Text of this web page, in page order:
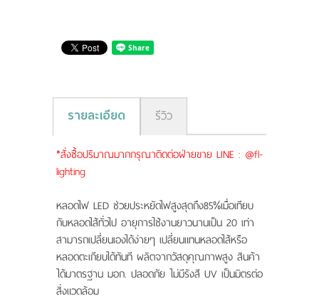
รายละเอียด รีวิว
*สั่งซื้อปริมาณมากกรุณาติดต่อฝ่ายขาย LINE : @fl-
lighting
หลอดไฟ LED ช่วยประหยัดไฟสูงสุดถึง85%เมื่อเทียบ
กับหลอดไส้ทั่วไป อายุการใช้งานยาวนานเป็น 20 เท่า
สามารถเปลี่ยนเองได้ง่ายๆ เปลี่ยนแทนหลอดไส้หรือ
หลอดตะเกียบได้ทันที ผลิตจากวัสดุคุณภาพสูง สินค้า
ได้มาตรฐาน มอก. ปลอดภัย ไม่มีรังสี UV เป็นมิตรต่อ
สิ่งแวดล้อม